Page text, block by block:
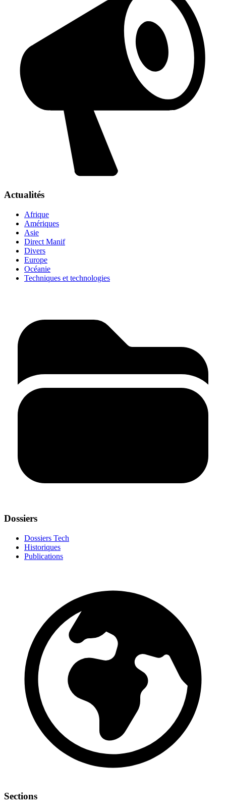
Actualités
Afrique
Amériques
Asie
Direct Manif
Divers
Europe
Océanie
Techniques et technologies
Dossiers
Dossiers Tech
Historiques
Publications
Sections